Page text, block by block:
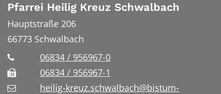
Pfarrei Heilig Kreuz Schwalbach
Hauptstraße 206
66773 Schwalbach
06834 / 956967-0
06834 / 956967-1
heilig-kreuz.schwalbach@bistum-